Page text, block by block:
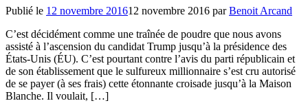
Publié le 12 novembre 201612 novembre 2016 parBenoit Arcand
C’est décidément comme une traînée de poudre que nous avons
assisté à l’ascension du candidat Trump jusqu’à la présidence des
États-Unis (ÉU). C’est pourtant contre l’avis du parti républicain et
de son établissement que le sulfureux millionnaire s’est cru autorisé
de se payer (à ses frais) cette étonnante croisade jusqu’à la Maison
Blanche. Il voulait, […]